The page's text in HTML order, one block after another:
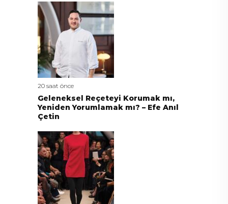
20 saat önce
Geleneksel Reçeteyi Korumak mı,
Yeniden Yorumlamak mı? – Efe Anıl
Çetin